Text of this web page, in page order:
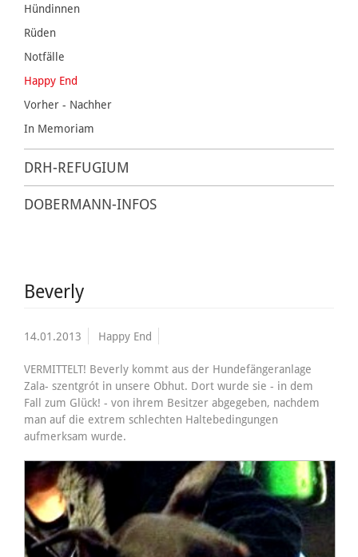
Hündinnen
Rüden
Notfälle
Happy End
Vorher - Nachher
In Memoriam
DRH-REFUGIUM
DOBERMANN-INFOS
Beverly
14.01.2013 Happy End
VERMITTELT! Beverly kommt aus der Hundefängeranlage
Zala- szentgrót in unsere Obhut. Dort wurde sie - in dem
Fall zum Glück! - von ihrem Besitzer abgegeben, nachdem
man auf die extrem schlechten Haltebedingungen
aufmerksam wurde.